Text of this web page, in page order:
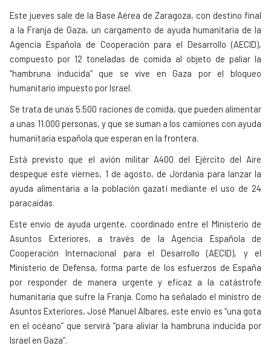
Este jueves sale de la Base Aérea de Zaragoza, con destino final
a la Franja de Gaza, un cargamento de ayuda humanitaria de la
Agencia Española de Cooperación para el Desarrollo (AECID),
compuesto por 12 toneladas de comida al objeto de paliar la
“hambruna inducida” que se vive en Gaza por el bloqueo
humanitario impuesto por Israel.
Se trata de unas 5.500 raciones de comida, que pueden alimentar
a unas 11.000 personas, y que se suman a los camiones con ayuda
humanitaria española que esperan en la frontera.
Está previsto que el avión militar A400 del Ejército del Aire
despegue este viernes, 1 de agosto, de Jordania para lanzar la
ayuda alimentaria a la población gazatí mediante el uso de 24
paracaídas.
Este envío de ayuda urgente, coordinado entre el Ministerio de
Asuntos Exteriores, a través de la Agencia Española de
Cooperación Internacional para el Desarrollo (AECID), y el
Ministerio de Defensa, forma parte de los esfuerzos de España
por responder de manera urgente y eficaz a la catástrofe
humanitaria que sufre la Franja. Como ha señalado el ministro de
Asuntos Exteriores, José Manuel Albares, este envío es “una gota
en el océano” que servirá “para aliviar la hambruna inducida por
Israel en Gaza”.